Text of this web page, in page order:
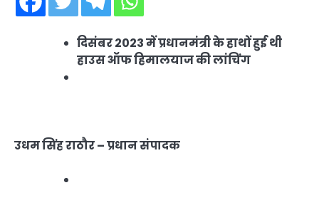
दिसंबर 2023 में प्रधानमंत्री के हाथों हुई थी
हाउस ऑफ हिमालयाज की लांचिंग
उधम सिंह राठौर – प्रधान संपादक